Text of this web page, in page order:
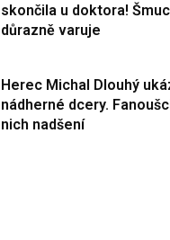
skončila u doktora!
důrazně varuje
Herec Michal Dlouhý
nádherné dcery.
nich nadšení